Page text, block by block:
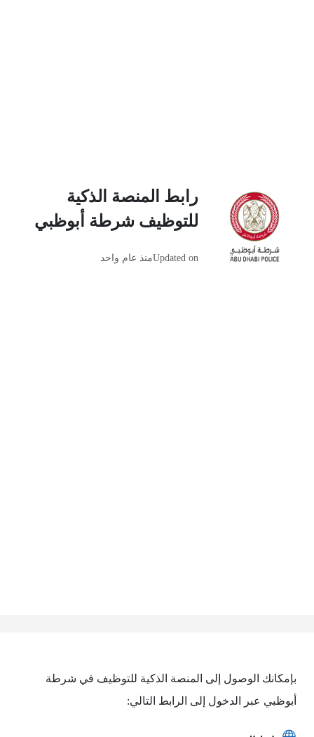
رابط المنصة الذكية
للتوظيف شرطة أبوظبي
Updated onمنذ عام واحد
بإمكانك الوصول إلى المنصة الذكية للتوظيف في شرطة
أبوظبي عبر الدخول إلى الرابط التالي: